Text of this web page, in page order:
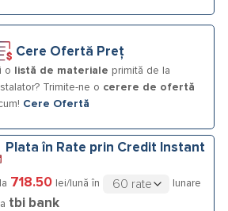
Cere Ofertă Preț
o listă de materiale primită de la
Trimite-ne o cerere de ofertă
Cere Ofertă
Plata în Rate prin Credit Instant
718.50 lei/lună în
lunare
tbi bank